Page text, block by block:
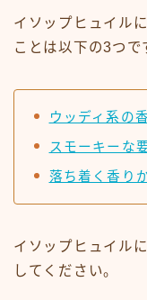
イソップヒュイル
ことは以下の3つで
ウッディ系の
スモーキーな
落ち着く香り
イソップヒュイル
してください。